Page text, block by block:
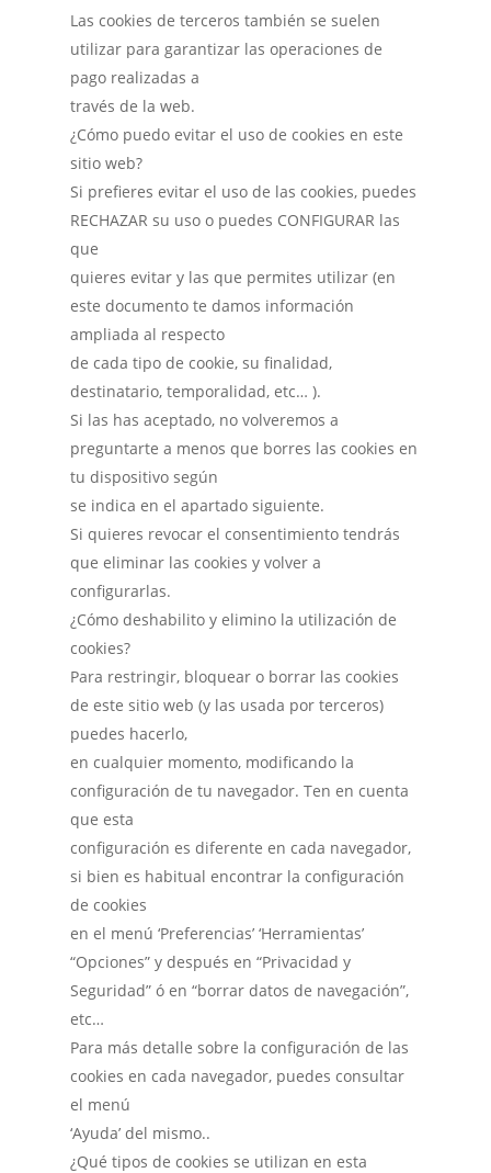
Las cookies de terceros también se suelen
utilizar para garantizar las operaciones de
pago realizadas a
través de la web.
¿Cómo puedo evitar el uso de cookies en este
sitio web?
Si prefieres evitar el uso de las cookies, puedes
RECHAZAR su uso o puedes CONFIGURAR las
que
quieres evitar y las que permites utilizar (en
este documento te damos información
ampliada al respecto
de cada tipo de cookie, su finalidad,
destinatario, temporalidad, etc… ).
Si las has aceptado, no volveremos a
preguntarte a menos que borres las cookies en
tu dispositivo según
se indica en el apartado siguiente.
Si quieres revocar el consentimiento tendrás
que eliminar las cookies y volver a
configurarlas.
¿Cómo deshabilito y elimino la utilización de
cookies?
Para restringir, bloquear o borrar las cookies
de este sitio web (y las usada por terceros)
puedes hacerlo,
en cualquier momento, modificando la
configuración de tu navegador. Ten en cuenta
que esta
configuración es diferente en cada navegador,
si bien es habitual encontrar la configuración
de cookies
en el menú ‘Preferencias’ ‘Herramientas’
“Opciones” y después en “Privacidad y
Seguridad” ó en “borrar datos de navegación”,
etc…
Para más detalle sobre la configuración de las
cookies en cada navegador, puedes consultar
el menú
‘Ayuda’ del mismo..
¿Qué tipos de cookies se utilizan en esta